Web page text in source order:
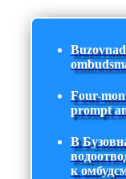
Four-
prompt
В
к